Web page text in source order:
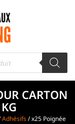
CARTON
Adhésifs/ x25 Poignée